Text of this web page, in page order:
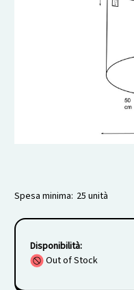
Spesa minima: 25 unità
Disponibilità:
Out of Stock